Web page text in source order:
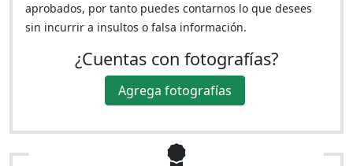
aprobados, por tanto puedes contarnos lo que desees
sin incurrir a insultos o falsa información.
¿Cuentas con fotografías?
Agrega fotografías